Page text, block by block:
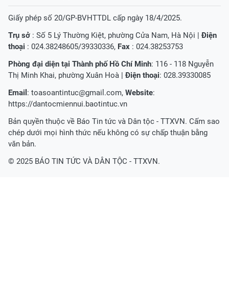
Giấy phép số 20/GP-BVHTTDL cấp ngày 18/4/2025.
Trụ sở : Số 5 Lý Thường Kiệt, phường Cửa Nam, Hà Nội |Điện
thoại : 024.38248605/39330336, Fax : 024.38253753
Phòng đại diện tại Thành phố Hồ Chí Minh: 116 - 118 Nguyễn
Thị Minh Khai, phường Xuân Hoà |Điện thoại: 028.39330085
Email : toasoantintuc@gmail.com, Website:
https://dantocmiennui.baotintuc.vn
Bản quyền thuộc về Báo Tin tức và Dân tộc - TTXVN. Cấm sao
chép dưới mọi hình thức nếu không có sự chấp thuận bằng
văn bản.
© 2025 BÁO TIN TỨC VÀ DÂN TỘC - TTXVN.